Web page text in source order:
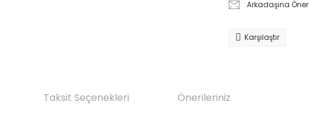
Arkadaşına Öner
Karşılaştır
Taksit Seçenekleri Önerileriniz